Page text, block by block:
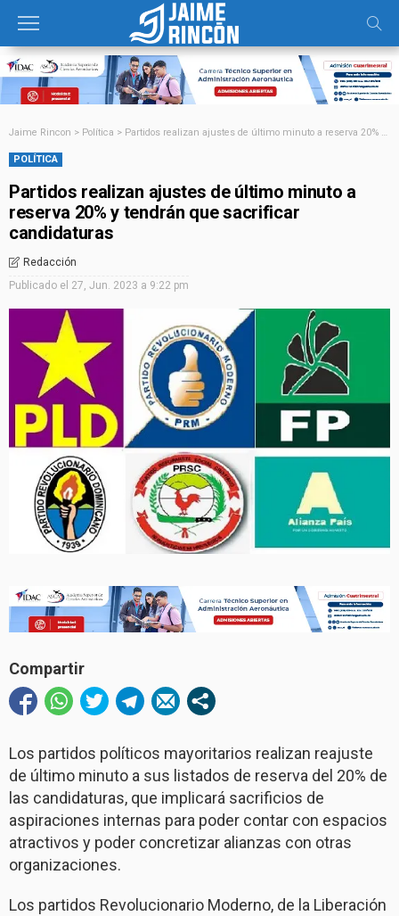
Jaime Rincon > Política > Partidos realizan ajustes de último minuto a reserva 20% y tendrán que sacrificar candidaturas
POLÍTICA
Partidos realizan ajustes de último minuto a
reserva 20% y tendrán que sacrificar
candidaturas
Redacción
Publicado el 27, Jun. 2023 a 9:22 pm
Compartir
Los partidos políticos mayoritarios realizan reajuste
de último minuto a sus listados de reserva del 20% de
las candidaturas, que implicará sacrificios de
aspiraciones internas para poder contar con espacios
atractivos y poder concretizar alianzas con otras
organizaciones.
Los partidos Revolucionario Moderno, de la Liberación